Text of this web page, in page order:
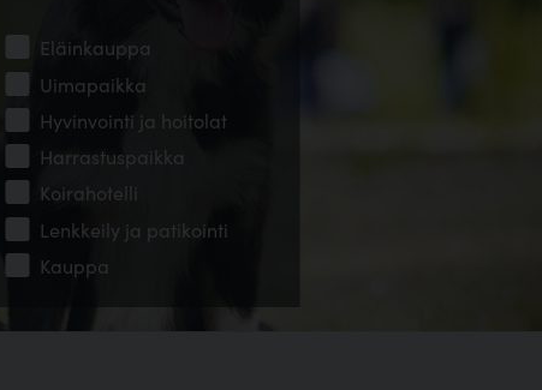
Eläinkauppa
Uimapaikka
Hyvinvointi ja hoitolat
Harrastuspaikka
Koirahotelli
Lenkkeily ja patikointi
Kauppa